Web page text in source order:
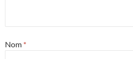
Nom *